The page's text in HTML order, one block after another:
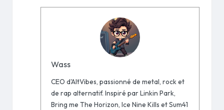
Wass
CEO d'AltVibes, passionné de metal, rock et
de rap alternatif. Inspiré par Linkin Park,
Bring me The Horizon, Ice Nine Kills et Sum41